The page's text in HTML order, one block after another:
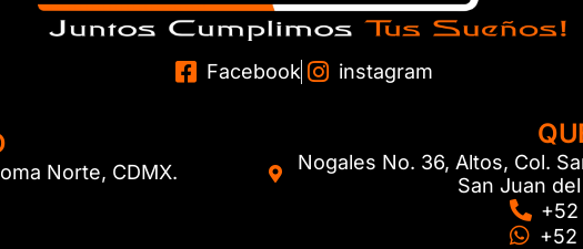
Facebook instagram
Norte, CDMX.
Nogales No. 36, Altos, Col.
San Juan
+52
+52